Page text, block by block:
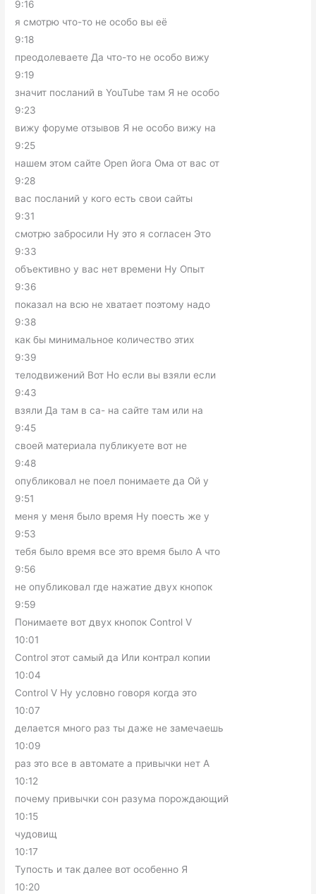
9:16
я смотрю что-то не особо вы её
9:18
преодолеваете Да что-то не особо вижу
9:19
значит посланий в YouTube там Я не особо
9:23
вижу форуме отзывов Я не особо вижу на
9:25
нашем этом сайте Open йога Ома от вас от
9:28
вас посланий у кого есть свои сайты
9:31
смотрю забросили Ну это я согласен Это
9:33
объективно у вас нет времени Ну Опыт
9:36
показал на всю не хватает поэтому надо
9:38
как бы минимальное количество этих
9:39
телодвижений Вот Но если вы взяли если
9:43
взяли Да там в са- на сайте там или на
9:45
своей материала публикуете вот не
9:48
опубликовал не поел понимаете да Ой у
9:51
меня у меня было время Ну поесть же у
9:53
тебя было время все это время было А что
9:56
не опубликовал где нажатие двух кнопок
9:59
Понимаете вот двух кнопок Control V
10:01
Control этот самый да Или контрал копии
10:04
Control V Ну условно говоря когда это
10:07
делается много раз ты даже не замечаешь
10:09
раз это все в автомате а привычки нет А
10:12
почему привычки сон разума порождающий
10:15
чудовищ
10:17
Тупость и так далее вот особенно Я
10:20